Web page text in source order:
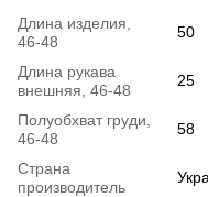
Длина изделия,
46-48
50
Длина рукава
внешняя, 46-48
25
Полуобхват груди,
46-48
58
Страна
производитель